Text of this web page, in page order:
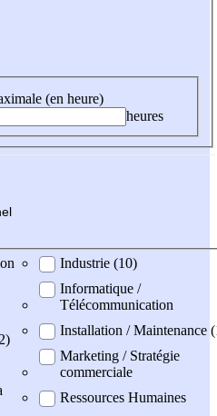
(en heure)
heures
Industrie (10)
Informatique /
Télécommunication
Installation / Maintenance
Marketing / Stratégie
commerciale
Ressources Humaines